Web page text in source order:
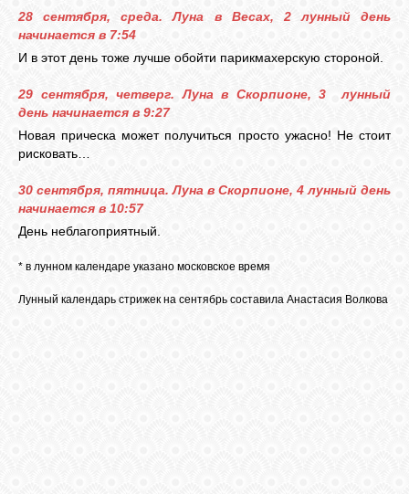
28 сентября, среда. Луна в Весах, 2 лунный день
начинается в 7:54
И в этот день тоже лучше обойти парикмахерскую стороной.
29 сентября, четверг. Луна в Скорпионе, 3 лунный
день начинается в 9:27
Новая прическа может получиться просто ужасно! Не стоит
рисковать…
30 сентября, пятница. Луна в Скорпионе, 4 лунный день
начинается в 10:57
День неблагоприятный.
* в лунном календаре указано московское время
Лунный календарь стрижек на сентябрь составила Анастасия Волкова